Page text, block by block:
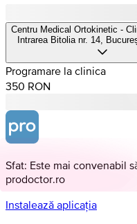
Centru Medical Ortokinetic -
Intrarea Bitolia nr. 14,
Programare la clinica
350 RON
Sfat: Este mai convenabil
prodoctor.ro
Instalează aplicația